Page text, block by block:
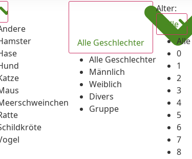
Alle Geschlechter
Alle Geschlechter
Männlich
Weiblich
Divers
Gruppe
Alter:
Alle
Alle
0
1
2
3
4
5
6
7
8